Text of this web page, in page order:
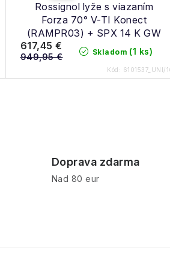
Rossignol lyže s viazaním
Forza 70° V-TI Konect
(RAMPR03) + SPX 14 K GW
B80 24/25
Skladom (1 ks)
617,45 €
949,95 €
Kód: 6101537_UNI/
Doprava zdarma
Nad 80 eur